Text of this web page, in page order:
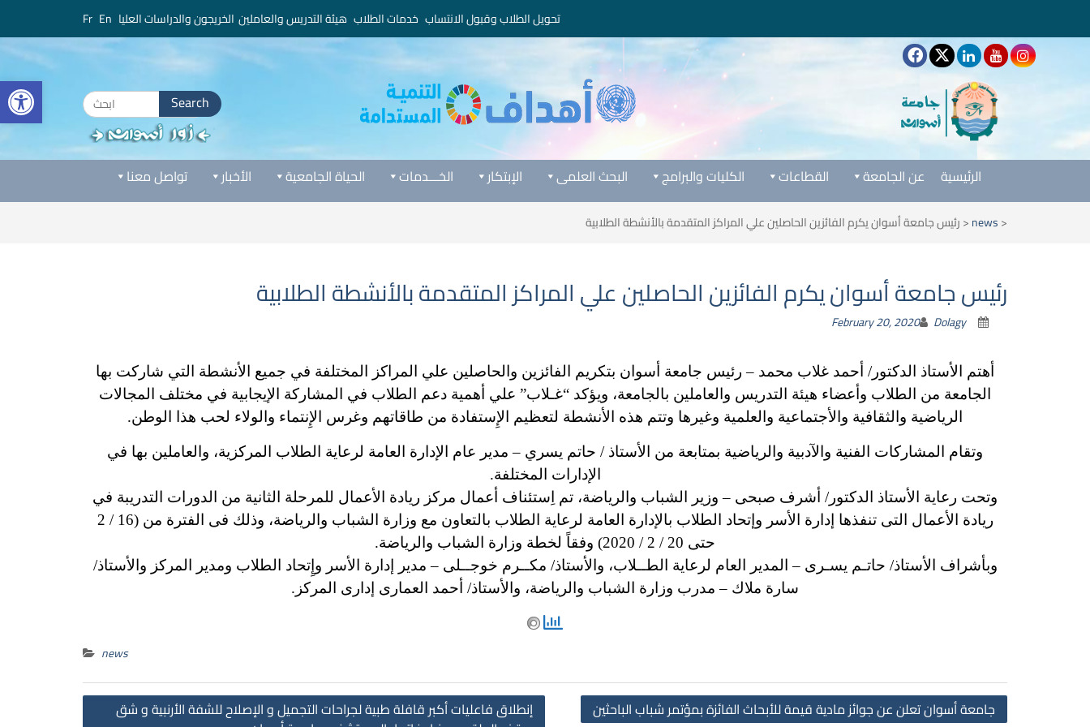
تحويل الطلاب وقبول الانتساب خدمات الطلاب هيئة التدريس والعاملين الخريجون والدراسات العليا
Search
for:
تواصل معنا الأخبار الحياة الجامعية الخـــدمات الإبتكار البحث العلمى الكليات والبرامج القطاعات عن الجامعة الرئيسية
<
news
<رئيس جامعة أسوان يكرم الفائزين الحاصلين علي المراكز المتقدمة بالأنشطة الطلابية
رئيس جامعة أسوان يكرم الفائزين الحاصلين علي المراكز المتقدمة بالأنشطة الطلابية
February 20, 2020 Dolagy
أهتم الأستاذ الدكتور/ أحمد غلاب محمد – رئيس جامعة أسوان بتكريم الفائزين والحاصلين علي المراكز المختلفة في جميع الأنشطة التي شاركت بها
الجامعة من الطلاب وأعضاء هيئة التدريس والعاملين بالجامعة، ويؤكد “غـلاب” علي أهمية دعم الطلاب في المشاركة الإيجابية في مختلف المجالات
الرياضية والثقافية والأجتماعية والعلمية وغيرها وتتم هذه الأنشطة لتعظيم الإِستفادة من طاقاتهم وغرس الإِنتماء والولاء لحب هذا الوطن.
وتقام المشاركات الفنية والآدبية والرياضية بمتابعة من الأستاذ / حاتم يسري – مدير عام الإدارة العامة لرعاية الطلاب المركزية، والعاملين بها في
الإدارات المختلفة.
وتحت رعاية الأستاذ الدكتور/ أشرف صبحى – وزير الشباب والرياضة، تم اِستئناف أعمال مركز ريادة الأعمال للمرحلة الثانية من الدورات التدريبة في
ريادة الأعمال التى تنفذها إدارة الأسر وإتحاد الطلاب بالإدارة العامة لرعاية الطلاب بالتعاون مع وزارة الشباب والرياضة، وذلك فى الفترة من (16 / 2
حتى 20 / 2 / 2020) وفقاً لخطة وزارة الشباب والرياضة.
وبأشراف الأستاذ/ حاتـم يسـرى – المدير العام لرعاية الطــلاب، والأستاذ/ مكــرم خوجــلى – مدير إدارة الأسر وإِتحاد الطلاب ومدير المركز والأستاذ/
سارة ملاك – مدرب وزارة الشباب والرياضة، والأستاذ/ أحمد العمارى إدارى المركز.
news
إنطلاق فاعليات أكبر قافلة طبية لجراحات التجميل و الإصلاح للشفة الأرنبية و شق
جامعة أسوان تعلن عن جوائز مادية قيمة للأبحاث الفائزة بمؤتمر شباب الباحثين